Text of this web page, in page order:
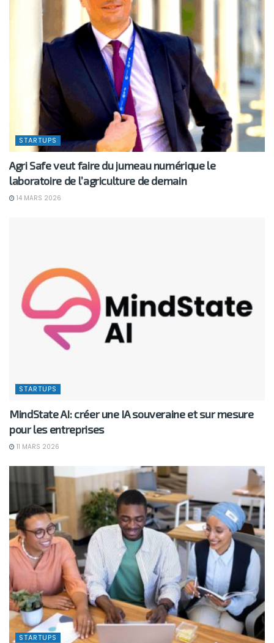
STARTUPS
Agri Safe veut faire du jumeau numérique le
laboratoire de l’agriculture de demain
14 MARS 2026
STARTUPS
MindState AI: créer une IA souveraine et sur mesure
pour les entreprises
11 MARS 2026
STARTUPS